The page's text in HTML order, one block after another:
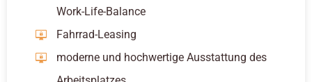
Work-Life-Balance
Fahrrad-Leasing
moderne und hochwertige Ausstattung des